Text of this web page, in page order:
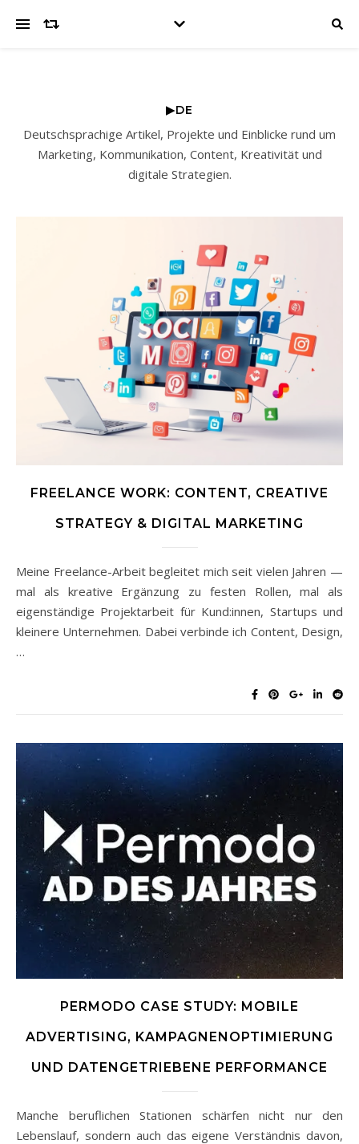
▶DE
Deutschsprachige Artikel, Projekte und Einblicke rund um
Marketing, Kommunikation, Content, Kreativität und
digitale Strategien.
FREELANCE WORK: CONTENT, CREATIVE
STRATEGY & DIGITAL MARKETING
Meine Freelance-Arbeit begleitet mich seit vielen Jahren —
mal als kreative Ergänzung zu festen Rollen, mal als
eigenständige Projektarbeit für Kund:innen, Startups und
kleinere Unternehmen. Dabei verbinde ich Content, Design,
…
PERMODO CASE STUDY: MOBILE
ADVERTISING, KAMPAGNENOPTIMIERUNG
UND DATENGETRIEBENE PERFORMANCE
Manche beruflichen Stationen schärfen nicht nur den
Lebenslauf, sondern auch das eigene Verständnis davon,